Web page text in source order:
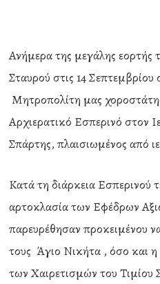
Ανήμερα της μεγάλης εορτής
Σταυρού στις 14
Μητροπολίτη μας
Αρχιερατικό Εσπερινό στον
Σπάρτης, πλαισιωμένος από
Κατά τη διάρκεια Εσπερινού
αρτοκλασία των Εφέδρων
παρευρέθησαν προκειμένου
τους Άγιο Νικήτα , όσο και
των Χαιρετισμών του Τιμίου